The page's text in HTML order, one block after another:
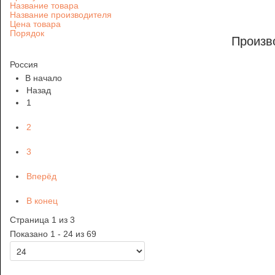
Название товара
Название производителя
Цена товара
Порядок
Россия
В начало
Назад
1
2
3
Вперёд
В конец
Страница 1 из 3
Показано 1 - 24 из 69